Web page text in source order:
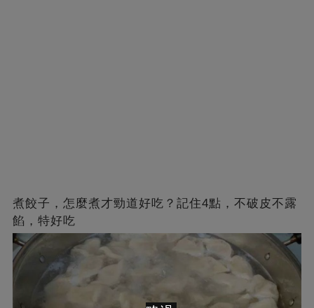
煮餃子，怎麼煮才勁道好吃？記住4點，不破皮不露
餡，特好吃